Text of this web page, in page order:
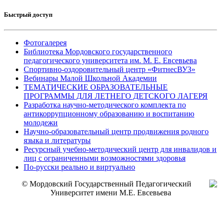
Быстрый доступ
Фотогалерея
Библиотека Мордовского государственного
педагогического университета им. М. Е. Евсевьева
Спортивно-оздоровительный центр «ФитнесВУЗ»
Вебинары Малой Школьной Академии
ТЕМАТИЧЕСКИЕ ОБРАЗОВАТЕЛЬНЫЕ
ПРОГРАММЫ ДЛЯ ЛЕТНЕГО ДЕТСКОГО ЛАГЕРЯ
Разработка научно-методического комплекта по
антикоррупционному образованию и воспитанию
молодежи
Научно-образовательный центр продвижения родного
языка и литературы
Ресурсный учебно-методический центр для инвалидов и
лиц с ограниченными возможностями здоровья
По-русски реально и виртуально
© Мордовский Государственный Педагогический
Университет имени М.Е. Евсевьева